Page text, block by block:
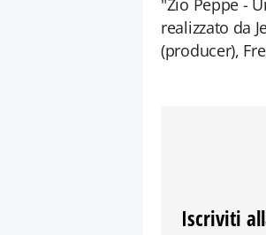
"Zio Peppe -
realizzato da
(producer),
Iscriviti